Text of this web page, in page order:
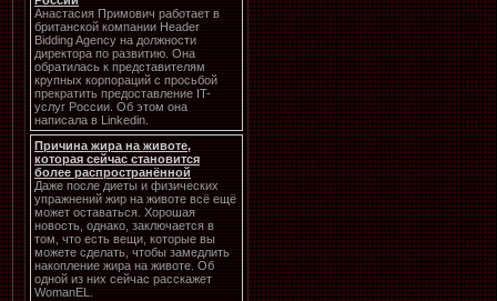
Анастасия Примович работает в
британской компании Header
Bidding Agency на должности
директора по развитию. Она
обратилась к представителям
крупных корпораций с просьбой
прекратить предоставление IT-
услуг России. Об этом она
написала в Linkedin.
Причина жира на животе,
которая сейчас становится
более распространённой
Даже после диеты и физических
упражнений жир на животе всё ещё
может оставаться. Хорошая
новость, однако, заключается в
том, что есть вещи, которые вы
можете сделать, чтобы замедлить
накопление жира на животе. Об
одной из них сейчас расскажет
WomanEL.